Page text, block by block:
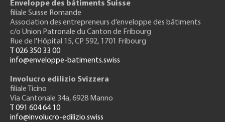
Enveloppe des bâtiments Suisse
filiale Suisse Romande
Association des entrepreneurs d’enveloppe des bâtiments
c/o Union Patronale du Canton de Fribourg
Rue de l'Hôpital 15, CP 592, 1701 Fribourg
T 026 350 33 00
info@enveloppe-batiments.swiss
Involucro edilizio Svizzera
filiale Ticino
Via Cantonale 34a, 6928 Manno
T 091 604 64 10
info@involucro-edilizio.swiss